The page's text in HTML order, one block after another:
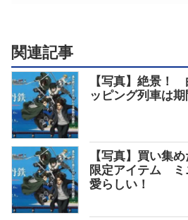
関連記事
【写真】絶景！
ッピング列車は
【写真】買い集
限定アイテム ミ
愛らしい！